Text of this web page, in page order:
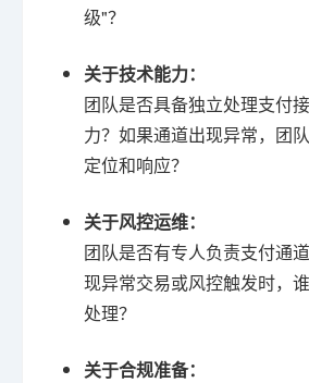
级"？
关于技术能力：
团队是否具备独立处理支付
力？如果通道出现异常，团
定位和响应？
关于风控运维：
团队是否有专人负责支付通
现异常交易或风控触发时，
处理？
关于合规准备：